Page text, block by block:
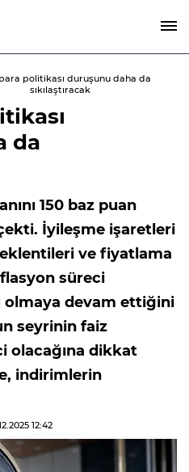
politikası duruşunu daha da
sıkılaştıracak
da
150 baz puan
İyileşme işaretleri
ve fiyatlama
süreci
olmaya devam ettiğini
seyrinin faiz
olacağına dikkat
indirimlerin
12:42